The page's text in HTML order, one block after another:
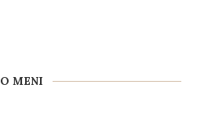
O MENI